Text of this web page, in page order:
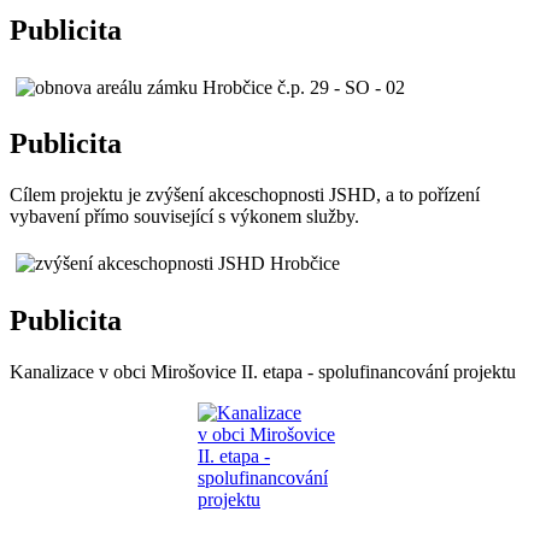
Publicita
Publicita
Cílem projektu je zvýšení akceschopnosti JSHD, a to pořízení
vybavení přímo související s výkonem služby.
Publicita
Kanalizace v obci Mirošovice II. etapa - spolufinancování projektu